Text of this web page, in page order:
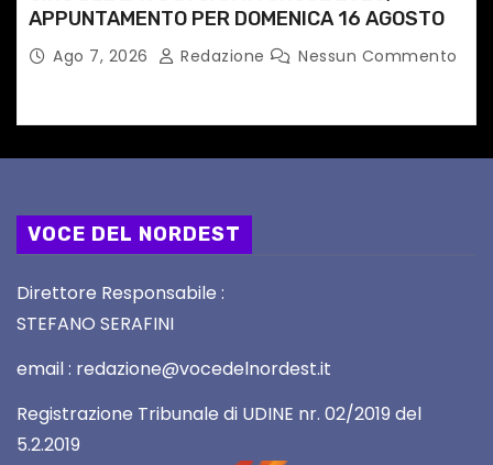
APPUNTAMENTO PER DOMENICA 16 AGOSTO
Ago 7, 2026 Redazione Nessun Commento
VOCE DEL NORDEST
Direttore Responsabile :
STEFANO SERAFINI
email : redazione@vocedelnordest.it
Registrazione Tribunale di UDINE nr. 02/2019 del
5.2.2019